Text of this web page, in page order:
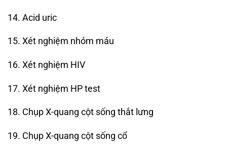
14. Acid uric
15. Xét nghiệm nhóm máu
16. Xét nghiệm HIV
17. Xét nghiệm HP test
18. Chụp X-quang cột sống thắt lưng
19. Chụp X-quang cột sống cổ